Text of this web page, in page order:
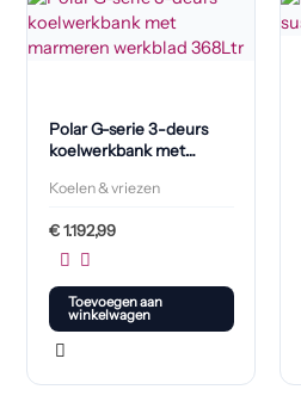
Polar G-serie 3-deurs
koelwerkbank met
368L
Koelen & vriezen
€1.192,99
Toevoegen aan
winkelwagen